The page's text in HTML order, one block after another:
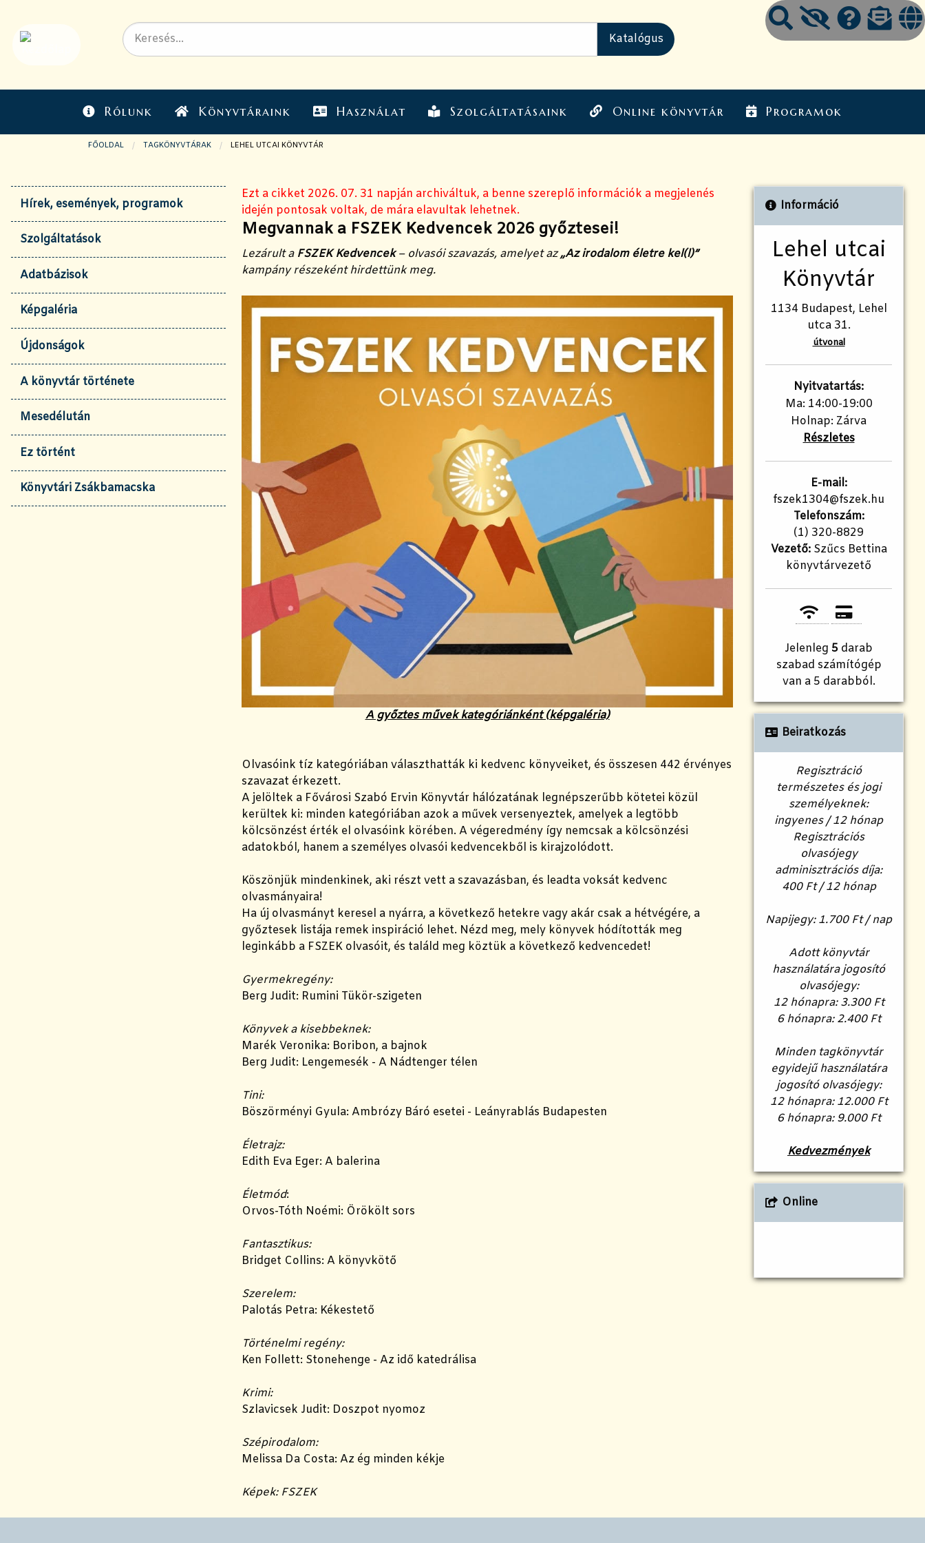
Rólunk Könyvtáraink Használat Szolgáltatásaink Online könyvtár Programok
FŐOLDAL TAGKÖNYVTÁRAK JELENLEGI OLDAL:
LEHEL UTCAI KÖNYVTÁR
Hírek, események, programok
Szolgáltatások
Adatbázisok
Képgaléria
Újdonságok
A könyvtár története
Mesedélután
Ez történt
Könyvtári Zsákbamacska
Ezt a cikket 2026. 07. 31 napján archiváltuk, a benne szereplő információk a megjelenés
idején pontosak voltak, de mára elavultak lehetnek.
Megvannak a FSZEK Kedvencek 2026 győztesei!
Lezárult a FSZEK Kedvencek– olvasói szavazás, amelyet az„Az irodalom életre kel(l)”
kampány részeként hirdettünk meg.
A győztes művek kategóriánként (képgaléria)
Olvasóink tíz kategóriában választhatták ki kedvenc könyveiket, és összesen 442 érvényes
szavazat érkezett.
A jelöltek a Fővárosi Szabó Ervin Könyvtár hálózatának legnépszerűbb kötetei közül
kerültek ki: minden kategóriában azok a művek versenyeztek, amelyek a legtöbb
kölcsönzést érték el olvasóink körében. A végeredmény így nemcsak a kölcsönzési
adatokból, hanem a személyes olvasói kedvencekből is kirajzolódott.
Köszönjük mindenkinek, aki részt vett a szavazásban, és leadta voksát kedvenc
olvasmányaira!
Ha új olvasmányt keresel a nyárra, a következő hetekre vagy akár csak a hétvégére, a
győztesek listája remek inspiráció lehet. Nézd meg, mely könyvek hódították meg
leginkább a FSZEK olvasóit, és találd meg köztük a következő kedvencedet!
Gyermekregény:
Berg Judit: Rumini Tükör-szigeten
Könyvek a kisebbeknek:
Marék Veronika: Boribon, a bajnok
Berg Judit: Lengemesék - A Nádtenger télen
Tini:
Böszörményi Gyula: Ambrózy Báró esetei - Leányrablás Budapesten
Életrajz:
Edith Eva Eger: A balerina
Életmód:
Orvos-Tóth Noémi: Örökölt sors
Fantasztikus:
Bridget Collins: A könyvkötő
Szerelem:
Palotás Petra: Kékestető
Történelmi regény:
Ken Follett: Stonehenge - Az idő katedrálisa
Krimi:
Szlavicsek Judit: Doszpot nyomoz
Szépirodalom:
Melissa Da Costa: Az ég minden kékje
Képek: FSZEK
Információ
Lehel utcai
Könyvtár
1134 Budapest, Lehel
utca 31.
útvonal
Nyitvatartás:
Ma: 14:00-19:00
Holnap: Zárva
Részletes
E-mail:
fszek1304@fszek.hu
Telefonszám:
(1) 320-8829
Vezető:Szűcs Bettina
könyvtárvezető
Jelenleg 5 darab
szabad számítógép
van a 5 darabból.
Beiratkozás
Regisztráció
természetes és jogi
személyeknek:
ingyenes / 12 hónap
Regisztrációs
olvasójegy
adminisztrációs díja:
400 Ft / 12 hónap
Napijegy: 1.700 Ft / nap
Adott könyvtár
használatára jogosító
olvasójegy:
12 hónapra: 3.300 Ft
6 hónapra: 2.400 Ft
Minden tagkönyvtár
egyidejű használatára
jogosító olvasójegy:
12 hónapra: 12.000 Ft
6 hónapra: 9.000 Ft
Kedvezmények
Online